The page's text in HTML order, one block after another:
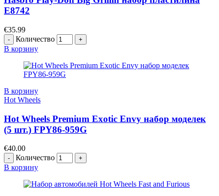
E8742
€35.99
Количество
В корзину
В корзину
Hot Wheels
Hot Wheels Premium Exotic Envy набор моделек
(5 шт.) FPY86-959G
€40.00
Количество
В корзину